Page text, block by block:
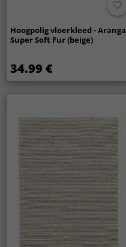
Hoogpolig vloerkleed - Aranga
Super Soft Fur (beige)
34.99 €